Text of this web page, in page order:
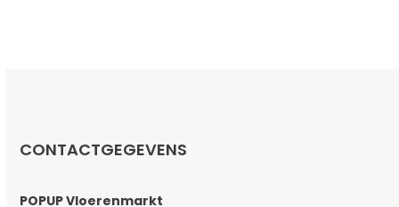
CONTACTGEGEVENS
POPUP Vloerenmarkt